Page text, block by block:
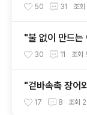
은 분위기에서
50 31 조회
"불 없이 만드는
은 계란을 품은
30 11 조회
"겉바속촉 장어
밀!" 분위기와 감
17 8 조회